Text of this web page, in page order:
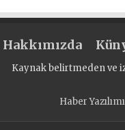
Hakkımızda
Kaynak belirtmeden ve
Haber Yazılımı